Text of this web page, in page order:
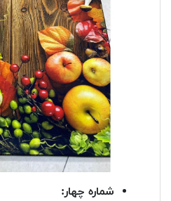
شماره چهار: